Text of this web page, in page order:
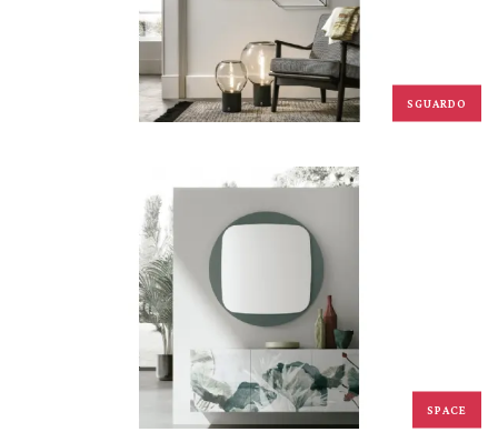
SGUARDO
SPACE